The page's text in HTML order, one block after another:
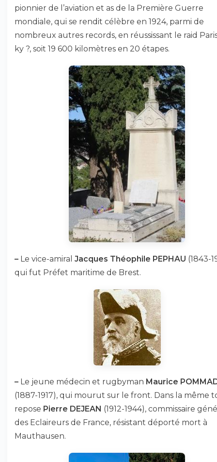
pionnier de l’aviation et as de la Première Guerre
mondiale, qui se rendit célèbre en 1924, parmi de
nombreux autres records, en réussissant le raid
ky ?, soit 19 600 kilomètres en 20 étapes.
– Le vice-amiral Jacques Théophile PEPHAU (1843-
qui fut Préfet maritime de Brest.
– Le jeune médecin et rugbyman Maurice
(1887-1917), qui mourut sur le front. Dans la même
repose Pierre DEJEAN (1912-1944), commissaire
des Eclaireurs de France, résistant déporté mort à
Mauthausen.